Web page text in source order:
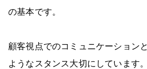
の基本です。
顧客視点でのコミュニケーション
ようなスタンス大切にしています。